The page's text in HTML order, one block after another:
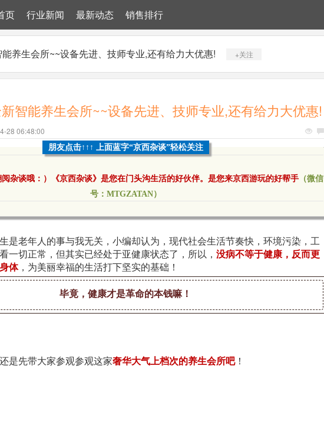
页 行业新闻 最新动态 销售排行
养生会所~~设备先进、技师专业,还有给力大优惠! +关注
智能养生会所~~设备先进、技师专业,还有给力大优惠!
28 06:48:00
朋友点击↑↑↑ 上面蓝字“京西杂谈”轻松关注
杂谈哦：）《京西杂谈》是您在门头沟生活的好伙伴。是您来京西游玩的好帮手 （微信
号：MTGZATAN）
是老年人的事与我无关，小编却认为，现代社会生活节奏快，环境污染，工
一切正常，但其实已经处于亚健康状态了，所以，没病不等于健康，反而更
体，为美丽幸福的生活打下坚实的基础！
毕竟，健康才是革命的本钱嘛！
是先带大家参观参观这家奢华大气上档次的养生会所吧！